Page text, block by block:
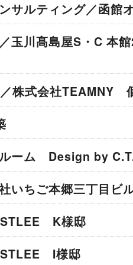
サルティング／函館
玉川髙島屋S・C 本
株式会社TEAMNY
ルーム Design by
いちご本郷三丁目ビ
K様邸
I様邸